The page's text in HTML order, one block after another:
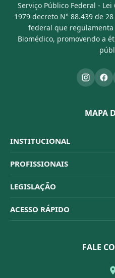
Serviço Público Federal -
1979 decreto N° 88.439 de
federal que regulamenta
Biomédico, promovendo a
MAPA
INSTITUCIONAL
Sistema CFBM
Quem Somos
Organograma
Conselheiros
PROFISSIONAIS
Habilitações
Código de Ética
Dúvidas Frequentes
LEGISLAÇÃO
Resoluções
ACESSO RÁPIDO
FALE